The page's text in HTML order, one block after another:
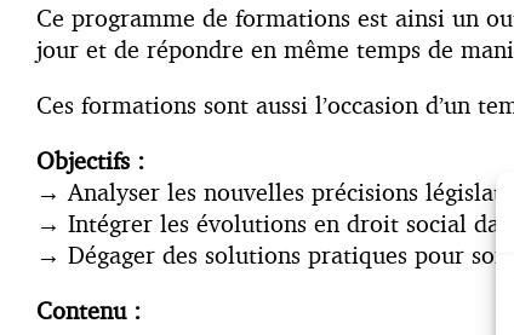
Ce programme de formations est ainsi un
jour et de répondre en même temps de
Ces formations sont aussi l’occasion d’un
Objectifs :
→Analyser les nouvelles précisions
→ Intégrer les évolutions en droit social
→ Dégager des solutions pratiques pour
Contenu :